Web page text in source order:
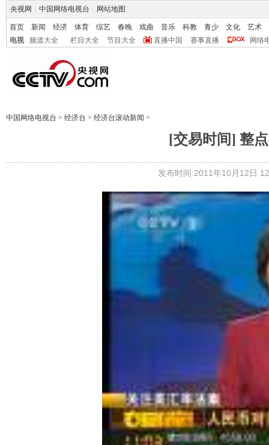
央视网 中国网络电视台 网站地图
首页 新闻 经济 体育 综艺 春晚 戏曲 音乐 科教 青少 文化
艺术
电视
频道大全 栏目大全 节目大全 直播中国 赛事直播 网络
中国网络电视台 > 经济台 > 经济台滚动新闻 >
[交易时间] 整点
发布时间:2011年10月12日